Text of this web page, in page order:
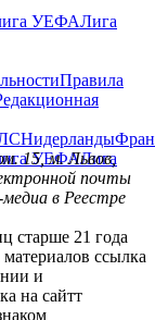
УЕФАЛига
Правила
Нидерланды
УЕФАЛига
15, м. Львов,
почты
в Реестре
старше 21 года
ссылка
и
на сайтт